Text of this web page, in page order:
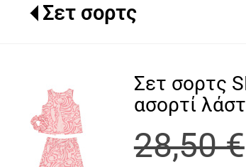
Σετ σορτς
Σετ σορτς
ασορτί
28,50 €